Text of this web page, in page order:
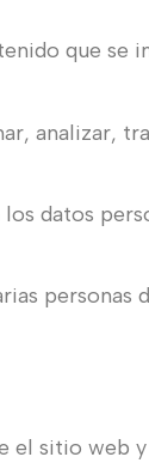
que se
analizar,
datos
personas
sitio web y